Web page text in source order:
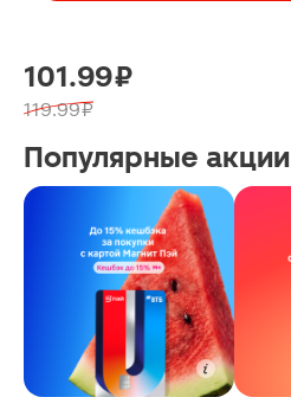
101.99 ₽
119.99 ₽
Популярные акции